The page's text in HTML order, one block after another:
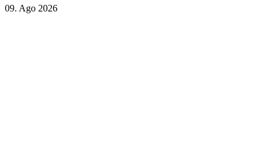
09. Ago 2026